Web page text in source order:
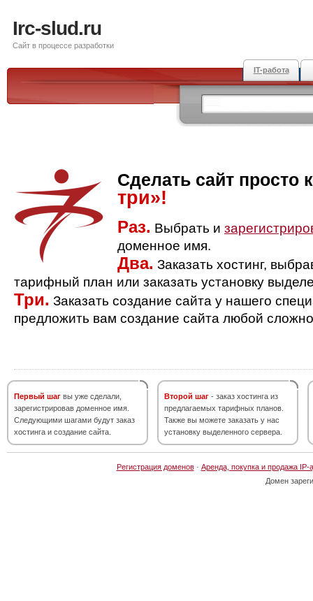
Irc-slud.ru
Сайт в процессе разработки
IT-работа
Сделать сайт просто
три»!
Раз. Выбрать и
доменное имя.
Два. Заказать хостинг,
тарифный план или заказать установку
Три. Заказать создание сайта у нашего
предложить вам создание сайта любой
Первый шаг вы уже сделали,
зарегистрировав доменное имя.
Следующими шагами будут заказ
хостинга и создание сайта.
Второй шаг - заказ хостинга из
предлагаемых тарифных планов.
Также вы можете заказать у нас
установку выделенного сервера.
Регистрация доменов· Аренда, покупка и продажа IP-
Домен